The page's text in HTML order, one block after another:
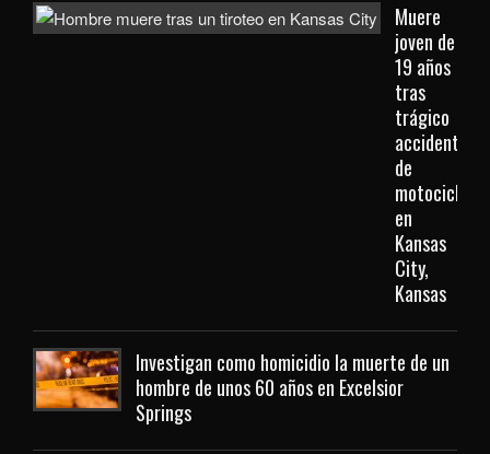
Muere
joven de
19 años
tras
trágico
accidente
de
motocicleta
en
Kansas
City,
Kansas
Investigan como homicidio la muerte de un
hombre de unos 60 años en Excelsior
Springs